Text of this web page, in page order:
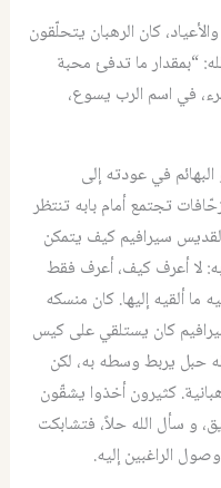
كان الرهبان يتحلّقون
: “بمقدار ما تدفئ محبة
في اسم الرب يسوع،
البهائم في عودته إلى
تجتمع أمام بابه تنتظر
سيرافيم كيف يتمكن
:لا أعرف كيف، أعرف فقط
ألقيه إليها.كان منسكه
كان يستلقي على كيس
حبل يربط وسطه به، لكن
.كثيرون أخذوا يشقّون
و سأل الله حلاً، فتشابكت
الراغبين إليه.